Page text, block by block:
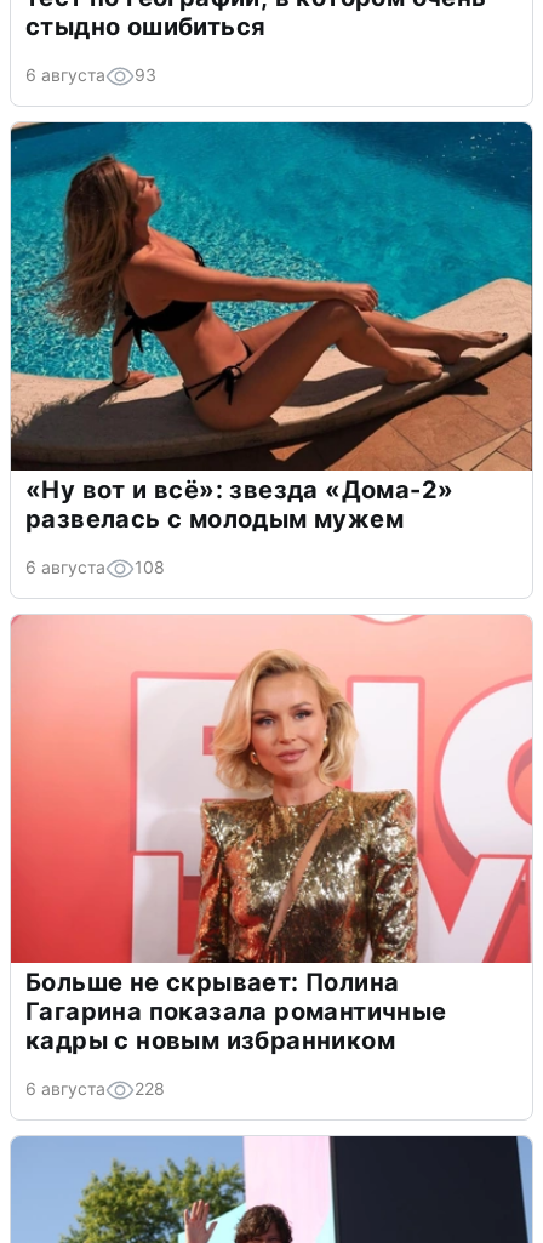
стыдно ошибиться
6 августа 93
«Ну вот и всё»: звезда «Дома-2»
развелась с молодым мужем
6 августа 108
Больше не скрывает: Полина
Гагарина показала романтичные
кадры с новым избранником
6 августа 228